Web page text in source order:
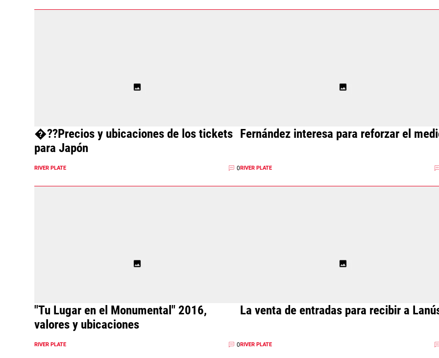
�??Precios y ubicaciones de los tickets
para Japón
RIVER PLATE 0
Fernández interesa para reforzar el
RIVER PLATE
"Tu Lugar en el Monumental" 2016,
valores y ubicaciones
RIVER PLATE 0
La venta de entradas para recibir a
RIVER PLATE